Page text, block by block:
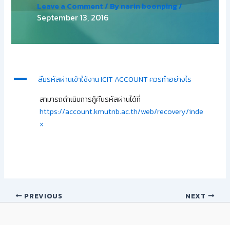
Leave a Comment / Bynarin boonping/
September 13, 2016
A
ลืมรหัสผ่านเข้าใช้งาน ICIT ACCOUNT ควรทำอย่างไร
สามารถดำเนินการกู้คืนรหัสผ่านได้ที่
https://account.kmutnb.ac.th/web/recovery/inde
x
PREVIOUS NEXT